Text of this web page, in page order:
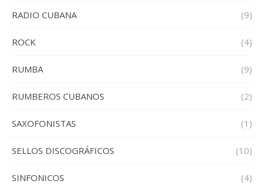
RADIO CUBANA (9)
ROCK (4)
RUMBA (9)
RUMBEROS CUBANOS (2)
SAXOFONISTAS (1)
SELLOS DISCOGRÁFICOS (10)
SINFONICOS (4)